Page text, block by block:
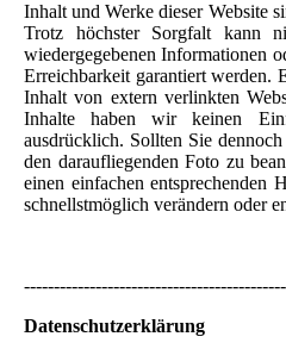
Inhalt und Werke dieser Website
Trotz höchster Sorgfalt kann
wiedergegebenen Informationen
Erreichbarkeit garantiert werden.
Inhalt von extern verlinkten
Inhalte haben wir keinen
ausdrücklich. Sollten Sie
den daraufliegenden Foto zu
einen einfachen
schnellstmöglich verändern oder
Datenschutzerklärung